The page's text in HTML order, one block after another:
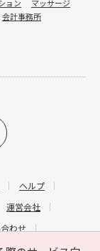
ヘルプ
運営会社
わせ
ョン
マッサージ
会計事務所